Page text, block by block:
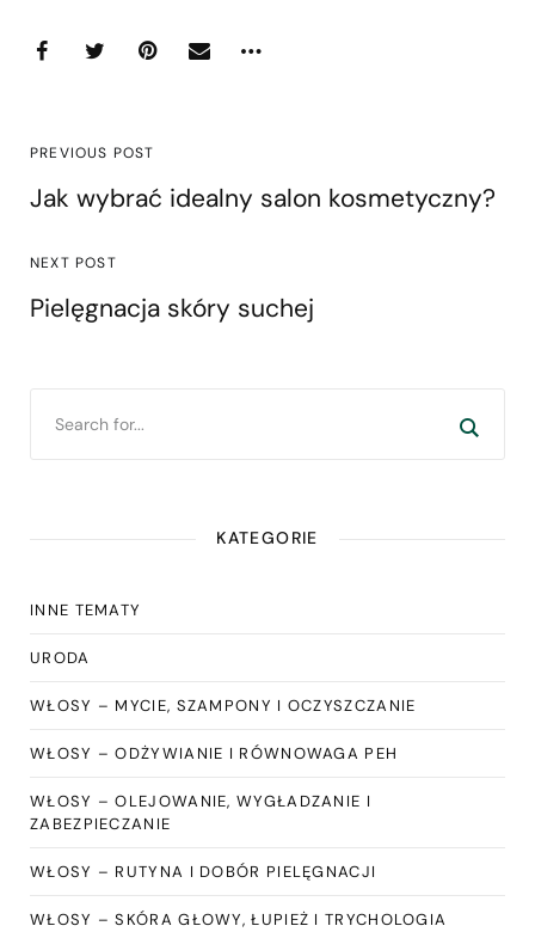
PREVIOUS POST
Jak wybrać idealny salon kosmetyczny?
NEXT POST
Pielęgnacja skóry suchej
KATEGORIE
INNE TEMATY
URODA
WŁOSY – MYCIE, SZAMPONY I OCZYSZCZANIE
WŁOSY – ODŻYWIANIE I RÓWNOWAGA PEH
WŁOSY – OLEJOWANIE, WYGŁADZANIE I
ZABEZPIECZANIE
WŁOSY – RUTYNA I DOBÓR PIELĘGNACJI
WŁOSY – SKÓRA GŁOWY, ŁUPIEŻ I TRYCHOLOGIA